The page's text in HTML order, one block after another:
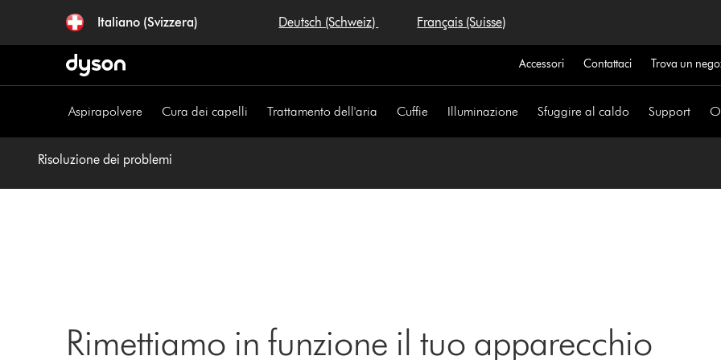
navigazione
Italiano (Svizzera) Deutsch (Schweiz) Français (Suisse)
Accessori Contattaci Trova un
Aspirapolvere Cura dei capelli Trattamento dell'aria Cuffie Illuminazione Sfuggire al caldo Support
Risoluzione dei problemi
Rimettiamo in funzione il tuo apparecchio